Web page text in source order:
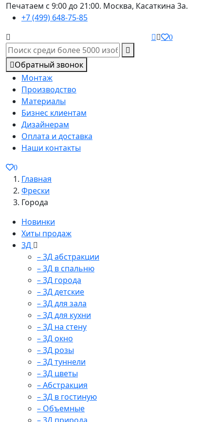
Печатаем с 9:00 до 21:00. Москва, Касаткина 3а.
+7 (499) 648-75-85
0
Обратный звонок
Монтаж
Производство
Материалы
Бизнес клиентам
Дизайнерам
Оплата и доставка
Наши контакты
0
Главная
Фрески
Города
Новинки
Хиты продаж
3Д
– 3Д абстракции
– 3Д в спальню
– 3Д города
– 3Д детские
– 3Д для зала
– 3Д для кухни
– 3Д на стену
– 3Д окно
– 3Д розы
– 3Д туннели
– 3Д цветы
– Абстракция
– 3Д в гостиную
– Объемные